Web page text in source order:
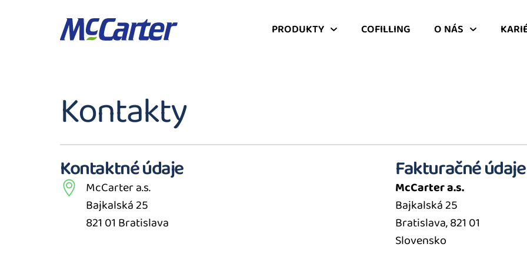
PRODUKTY COFILLING O NÁS
Kontakty
Kontaktné údaje
McCarter a.s.
Bajkalská 25
821 01 Bratislava
Fakturačné údaje
McCarter a.s.
Bajkalská 25
Bratislava, 821 01
Slovensko